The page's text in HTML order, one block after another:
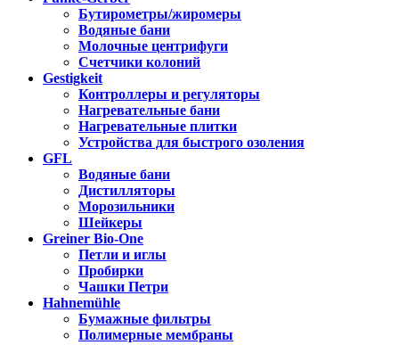
Бутирометры/жиромеры
Водяные бани
Молочные центрифуги
Счетчики колоний
Gestigkeit
Контроллеры и регуляторы
Нагревательные бани
Нагревательные плитки
Устройства для быстрого озоления
GFL
Водяные бани
Дистилляторы
Морозильники
Шейкеры
Greiner Bio-One
Петли и иглы
Пробирки
Чашки Петри
Hahnemühle
Бумажные фильтры
Полимерные мембраны